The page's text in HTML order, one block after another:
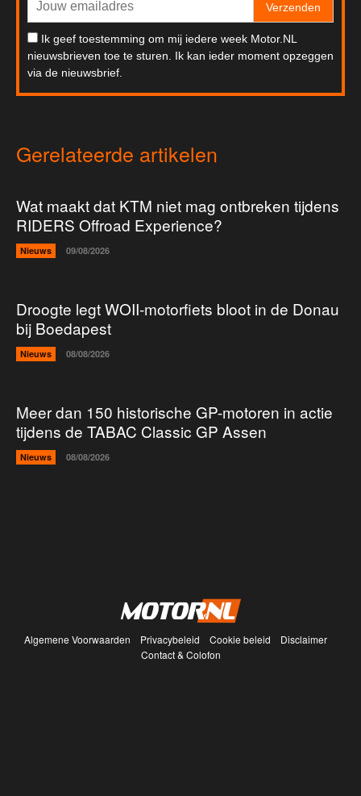
Verzenden
Ik geef toestemming om mij iedere week Motor.NL
nieuwsbrieven toe te sturen. Ik kan ieder moment opzeggen
via de nieuwsbrief.
Gerelateerde artikelen
Wat maakt dat KTM niet mag ontbreken tijdens
RIDERS Offroad Experience?
Nieuws 09/08/2026
Droogte legt WOII-motorfiets bloot in de Donau
bij Boedapest
Nieuws 08/08/2026
Meer dan 150 historische GP-motoren in actie
tijdens de TABAC Classic GP Assen
Nieuws 08/08/2026
Algemene Voorwaarden Privacybeleid Cookie beleid
Disclaimer
Contact & Colofon